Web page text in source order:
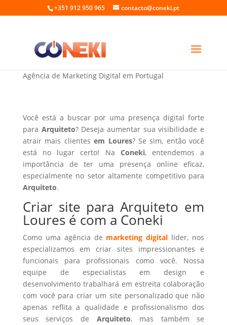
+351 912 950 965 contacto@coneki.pt
Criar site para Arquiteto em Loures
Agência de Marketing Digital em Portugal
Você está a buscar por uma presença digital forte
para Arquiteto? Deseja aumentar sua visibilidade e
atrair mais clientesem Loures? Se sim, então você
está no lugar certo! Na Coneki, entendemos a
importância de ter uma presença online eficaz,
especialmente no setor altamente competitivo para
Arquiteto.
Criar site para Arquiteto em
Loures é com a Coneki
Como uma agência de marketing digital líder, nos
especializamos em criar sites impressionantes e
funcionais para profissionais como você. Nossa
equipe de especialistas em design e
desenvolvimento trabalhará em estreita colaboração
com você para criar um site personalizado que não
apenas reflita a qualidade e profissionalismo dos
seus serviços de Arquiteto, mas também se